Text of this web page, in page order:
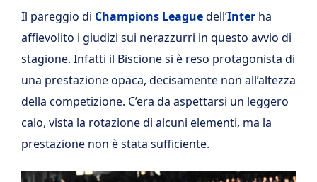
Il pareggio di Champions Leaguedell’Inter ha
affievolito i giudizi sui nerazzurri in questo avvio di
stagione. Infatti il Biscione si è reso protagonista di
una prestazione opaca, decisamente non all’altezza
della competizione. C’era da aspettarsi un leggero
calo, vista la rotazione di alcuni elementi, ma la
prestazione non è stata sufficiente.